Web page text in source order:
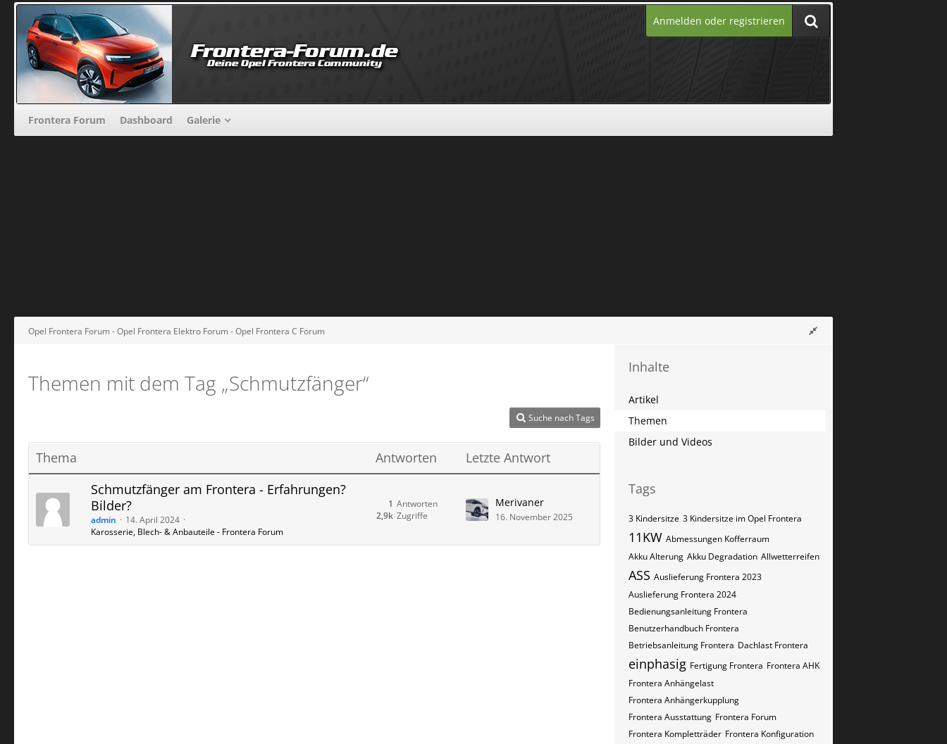
Anmelden oder registrieren
Frontera Forum Dashboard Galerie
Opel Frontera Forum - Opel Frontera Elektro Forum - Opel Frontera C Forum
Themen mit dem Tag „Schmutzfänger“
Suche nach Tags
Thema Antworten
Letzte Antwort
Schmutzfänger am Frontera - Erfahrungen?
Bilder?
admin
14. April 2024
Karosserie, Blech- & Anbauteile - Frontera Forum
Antworten
1
Zugriffe
2,9k
Merivaner
16. November 2025
Inhalte
Artikel
Themen
Bilder und Videos
Tags
3 Kindersitze 3 Kindersitze im Opel Frontera
11KW Abmessungen Kofferraum
Akku Alterung Akku Degradation Allwetterreifen
ASS Auslieferung Frontera 2023
Auslieferung Frontera 2024
Bedienungsanleitung Frontera
Benutzerhandbuch Frontera
Betriebsanleitung Frontera Dachlast Frontera
einphasig Fertigung Frontera Frontera AHK
Frontera Anhängelast
Frontera Anhängerkupplung
Frontera Ausstattung Frontera Forum
Frontera Kompletträder Frontera Konfiguration